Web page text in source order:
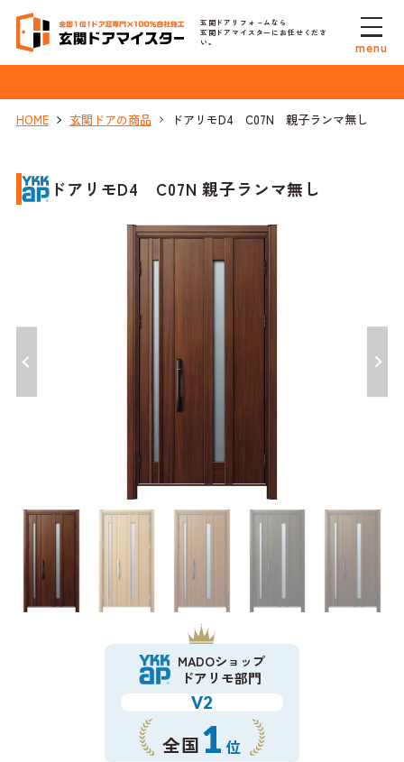
玄関ドアリフォ－ムなら
玄関ドアマイスターにお任せくださ
い。
menu
HOME 玄関ドアの商品 ドアリモD4 C07N 親子ランマ無し
ドアリモD4 C07N 親子ランマ無し
MADOショップ
ドアリモ部門
V2
全国1 位